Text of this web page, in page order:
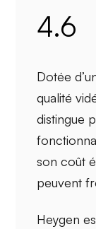
4.6
Dotée
qualité
distingue
son coût
peuvent
Heygen